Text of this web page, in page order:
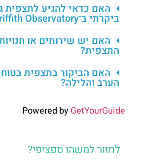
האם כדאי להגיע לתצפית
ביקרתי ב־Griffith Observatory?
האם יש שירותים או
התצפית?
האם הביקור בתצפית
הערב והלילה?
Powered byGetYourGuide
לחזור למשהו ספציפי?